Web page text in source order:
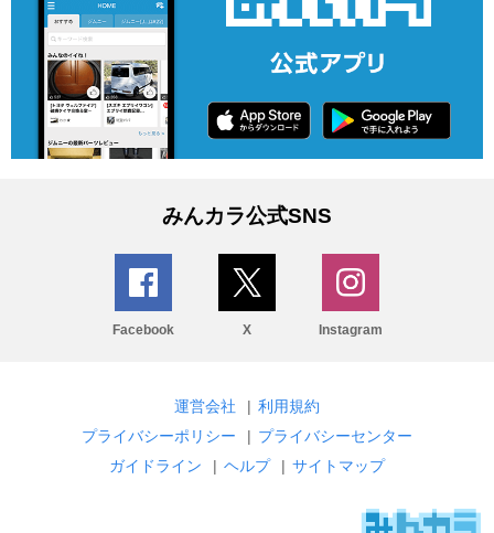
みんカラ公式SNS
Facebook X Instagram
運営会社 | 利用規約
プライバシーポリシー
| プライバシーセンター
ガイドライン
| ヘルプ | サイトマップ